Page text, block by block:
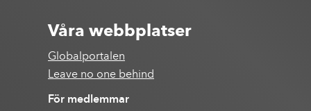
Våra webbplatser
Globalportalen
Leave no one behind
För medlemmar